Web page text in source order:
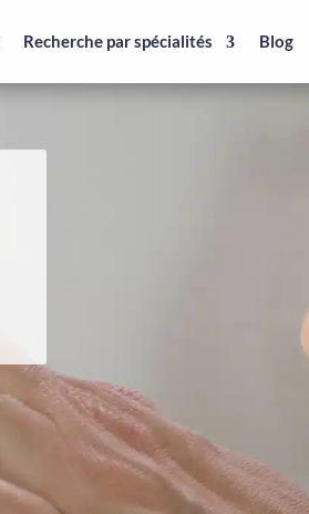
Recherche par spécialités Blog